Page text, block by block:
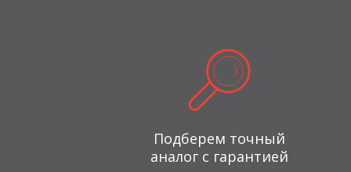
Подберем точный
аналог с гарантией